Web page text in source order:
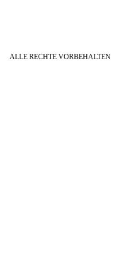
ALLE RECHTE VORBEHALTEN